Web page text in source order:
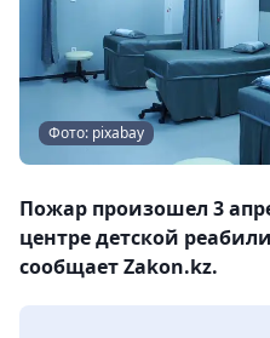
Фото: pixabay
Пожар произошел 3
центре детской
сообщает Zakon.kz.